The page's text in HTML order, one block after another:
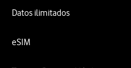
Datos ilimitados
eSIM